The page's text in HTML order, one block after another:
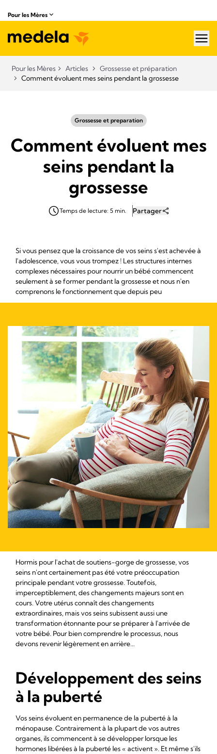
Pour les Mères
Pour les Mères Articles
Grossesse et préparation
Comment évoluent mes seins pendant la grossesse
Grossesse et preparation
Comment évoluent mes
seins pendant la
grossesse
Temps de lecture: 5 min. Partager
Si vous pensez que la croissance de vos seins s'est achevée à
l'adolescence, vous vous trompez ! Les structures internes
complexes nécessaires pour nourrir un bébé commencent
seulement à se former pendant la grossesse et nous n'en
comprenons le fonctionnement que depuis peu
Hormis pour l'achat de soutiens-gorge de grossesse, vos
seins n'ont certainement pas été votre préoccupation
principale pendant votre grossesse. Toutefois,
imperceptiblement, des changements majeurs sont en
cours. Votre utérus connaît des changements
extraordinaires, mais vos seins subissent aussi une
transformation étonnante pour se préparer à l'arrivée de
votre bébé. Pour bien comprendre le processus, nous
devons revenir légèrement en arrière...
Développement des seins
à la puberté
Vos seins évoluent en permanence de la puberté à la
ménopause. Contrairement à la plupart de vos autres
organes, ils commencent à se développer lorsque les
hormones libérées à la puberté les « activent ». Et même s'ils